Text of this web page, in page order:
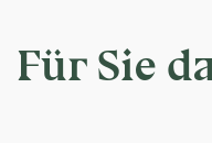
Für Sie